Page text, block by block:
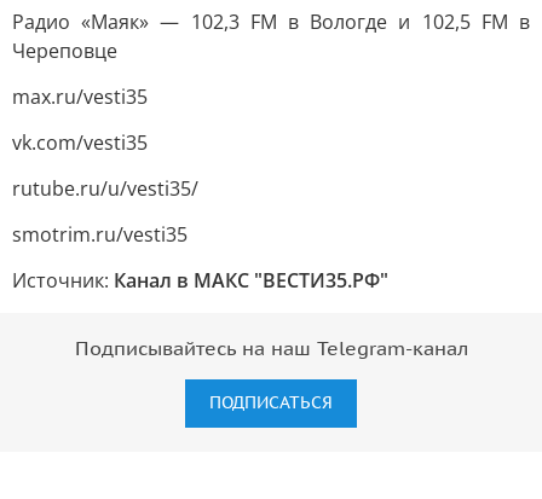
Радио «Маяк» — 102,3 FM в Вологде и 102,5 FM в
Череповце
max.ru/vesti35
vk.com/vesti35
rutube.ru/u/vesti35/
smotrim.ru/vesti35
Источник: Канал в МАКС "ВЕСТИ35.РФ"
Подписывайтесь на наш Telegram-канал
ПОДПИСАТЬСЯ